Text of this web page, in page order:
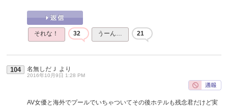
それな！ 32 うーん… 21
104 名無しだＪ より
2016年10月9日 1:28 PM
AV女優と海外でプールでいちゃついてその後ホテルも残念君だけど実